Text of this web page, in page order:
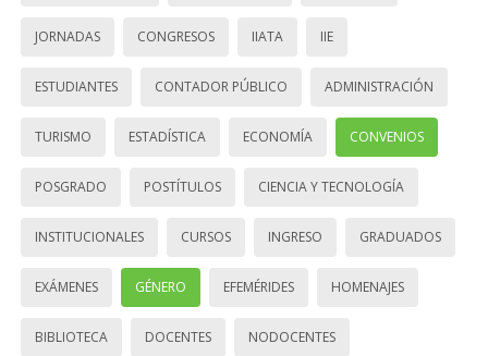
JORNADAS CONGRESOS IIATA IIE
ESTUDIANTES CONTADOR PÚBLICO ADMINISTRACIÓN
TURISMO ESTADÍSTICA ECONOMÍA CONVENIOS
POSGRADO POSTÍTULOS CIENCIA Y TECNOLOGÍA
INSTITUCIONALES CURSOS INGRESO GRADUADOS
EXÁMENES GÉNERO EFEMÉRIDES HOMENAJES
BIBLIOTECA DOCENTES NODOCENTES